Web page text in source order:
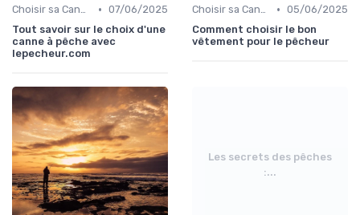
Choisir sa Canne et son Équipement • 07/06/2025
Tout savoir sur le choix d'une
canne à pêche avec
lepecheur.com
Choisir sa Canne et son Équipement • 05/06/2025
Comment choisir le bon
vêtement pour le pêcheur
Les secrets des pêches
:...